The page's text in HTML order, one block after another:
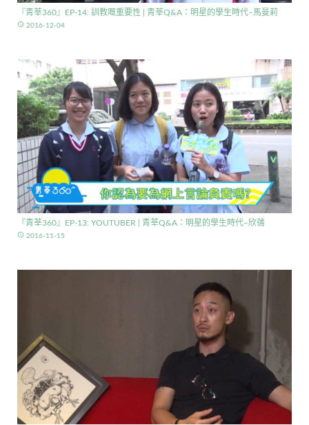
『青莘360』EP-14: 訓教嘅重要性 | 青莘Q&A：明星的學生時代–馬曼莉
access_time 2016-12-04
『青莘360』EP-13: YOUTUBER | 青莘Q&A：明星的學生時代–欣蒨
access_time 2016-11-15